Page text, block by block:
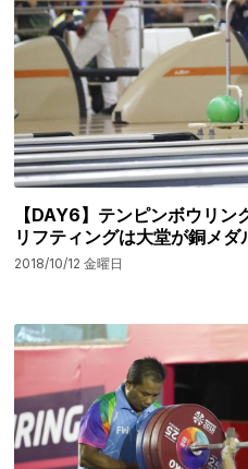
【DAY6】テンピンボウリ
リフティングは大堂が銅メダ
2018/10/12 金曜日